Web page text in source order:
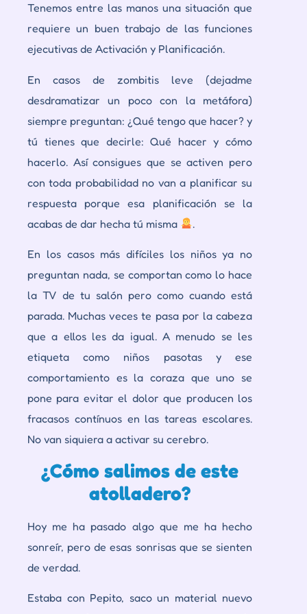
Tenemos entre las manos una situación que
requiere un buen trabajo de las funciones
ejecutivas de Activación y Planificación.
En casos de zombitis leve (dejadme
desdramatizar un poco con la metáfora)
siempre preguntan: ¿Qué tengo que hacer? y
tú tienes que decirle: Qué hacer y cómo
hacerlo. Así consigues que se activen pero
con toda probabilidad no van a planificar su
respuesta porque esa planificación se la
acabas de dar hecha tú misma
.
En los casos más difíciles los niños ya no
preguntan nada, se comportan como lo hace
la TV de tu salón pero como cuando está
parada. Muchas veces te pasa por la cabeza
que a ellos les da igual. A menudo se les
etiqueta como niños pasotas y ese
comportamiento es la coraza que uno se
pone para evitar el dolor que producen los
fracasos contínuos en las tareas escolares.
No van siquiera a activar su cerebro.
¿Cómo salimos de este
atolladero?
Hoy me ha pasado algo que me ha hecho
sonreír, pero de esas sonrisas que se sienten
de verdad.
Estaba con Pepito, saco un material nuevo